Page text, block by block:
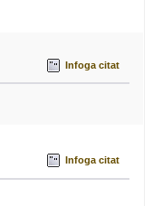
Infoga citat
Infoga citat